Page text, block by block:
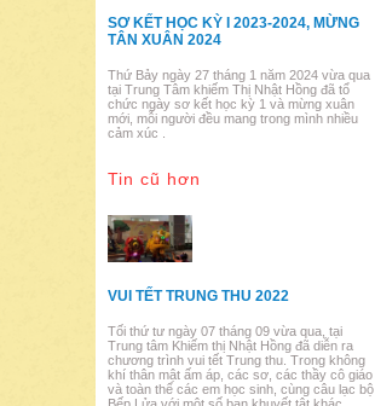
SƠ KẾT HỌC KỲ I 2023-2024, MỪNG
TÂN XUÂN 2024
Thứ Bảy ngày 27 tháng 1 năm 2024 vừa qua
tại Trung Tâm khiếm Thị Nhật Hồng đã tổ
chức ngày sơ kết học kỳ 1 và mừng xuân
mới, mỗi người đều mang trong mình nhiều
cảm xúc .
Tin cũ hơn
VUI TẾT TRUNG THU 2022
Tối thứ tư ngày 07 tháng 09 vừa qua, tại
Trung tâm Khiếm thị Nhật Hồng đã diễn ra
chương trình vui tết Trung thu. Trong không
khí thân mật ấm áp, các sơ, các thầy cô giáo
và toàn thể các em học sinh, cùng câu lạc bộ